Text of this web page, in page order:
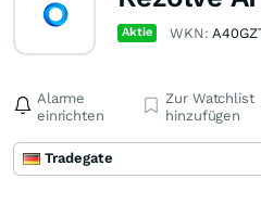
Aktie WKN:
Alarme
einrichten
Zur Watchlist
hinzufügen
Tradegate